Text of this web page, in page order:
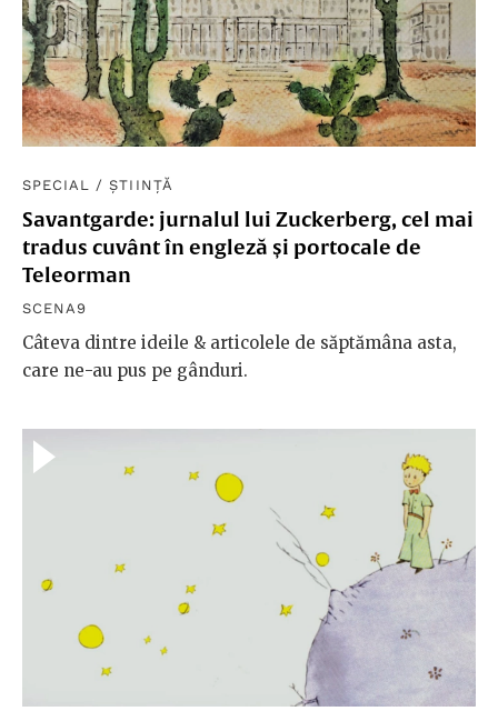
SPECIAL /ȘTIINȚĂ
Savantgarde: jurnalul lui Zuckerberg, cel mai
tradus cuvânt în engleză și portocale de
Teleorman
SCENA9
Câteva dintre ideile & articolele de săptămâna asta,
care ne-au pus pe gânduri.